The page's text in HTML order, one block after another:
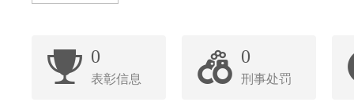
0
表彰信息
0
刑事处罚